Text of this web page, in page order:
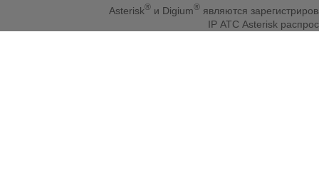
Asterisk® и Digium® являются
IP АТС Asterisk